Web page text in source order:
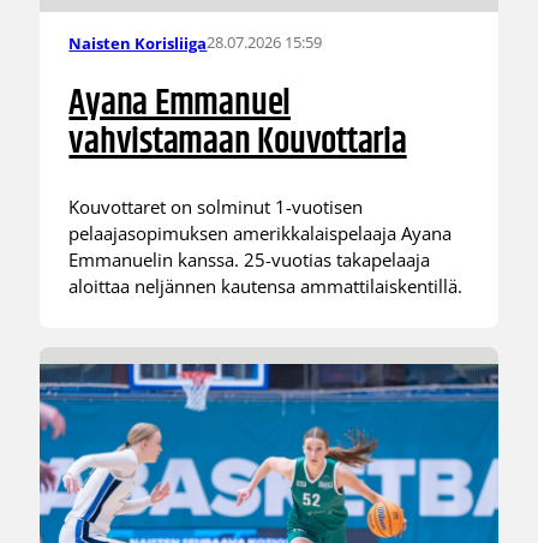
Naisten Korisliiga28.07.2026 15:59
Ayana Emmanuel
vahvistamaan Kouvottaria
Kouvottaret on solminut 1-vuotisen
pelaajasopimuksen amerikkalaispelaaja Ayana
Emmanuelin kanssa. 25-vuotias takapelaaja
aloittaa neljännen kautensa ammattilaiskentillä.